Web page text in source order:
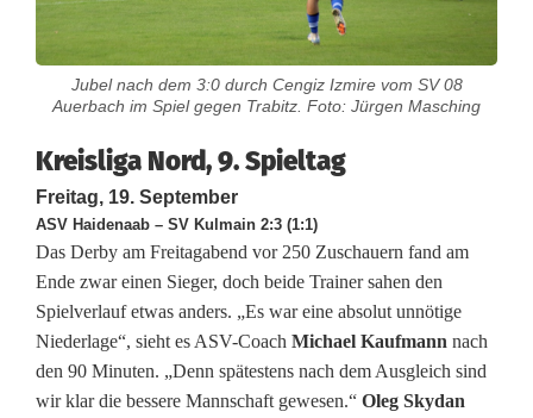
g
N
o
r
d
:
E
Jubel nach dem 3:0 durch Cengiz Izmire vom SV 08
Auerbach im Spiel gegen Trabitz. Foto: Jürgen Masching
Kreisliga Nord, 9. Spieltag
Freitag, 19. September
ASV Haidenaab – SV Kulmain 2:3 (1:1)
Das Derby am Freitagabend vor 250 Zuschauern fand am
Ende zwar einen Sieger, doch beide Trainer sahen den
Spielverlauf etwas anders. „Es war eine absolut unnötige
Niederlage“, sieht es ASV-Coach Michael Kaufmann nach
den 90 Minuten. „Denn spätestens nach dem Ausgleich sind
wir klar die bessere Mannschaft gewesen.“ Oleg Skydan